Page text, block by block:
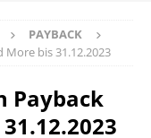
PAYBACK
bis 31.12.2023
Payback